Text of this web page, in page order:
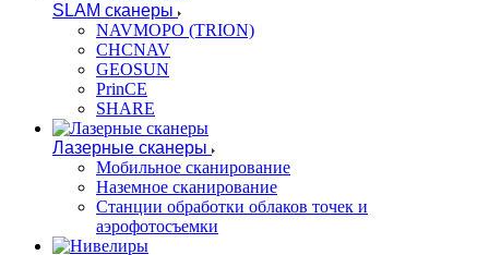
SLAM сканеры
NAVMOPO (TRION)
CHCNAV
GEOSUN
PrinCE
SHARE
Лазерные сканеры
Мобильное сканирование
Наземное сканирование
Станции обработки облаков точек и
аэрофотосъемки